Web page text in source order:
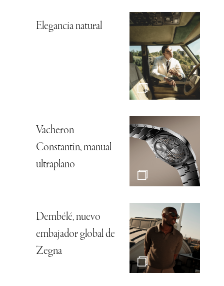
Elegancia natural
Vacheron
Constantin, manual
ultraplano
Dembélé, nuevo
embajador global de
Zegna